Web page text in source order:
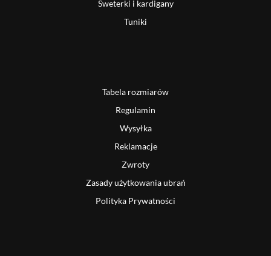
Sweterki i kardigany
Tuniki
Tabela rozmiarów
Regulamin
Wysyłka
Reklamacje
Zwroty
Zasady użytkowania ubrań
Polityka Prywatności